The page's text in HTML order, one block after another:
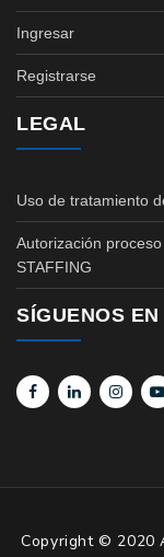
Ingresar
Registrarse
LEGAL
Uso de tratamiento
Autorización
STAFFING
SÍGUENOS
Copyright © 2020